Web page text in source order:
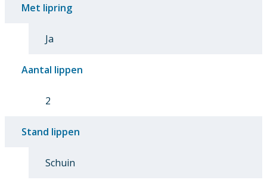
Met lipring
Ja
Aantal lippen
2
Stand lippen
Schuin